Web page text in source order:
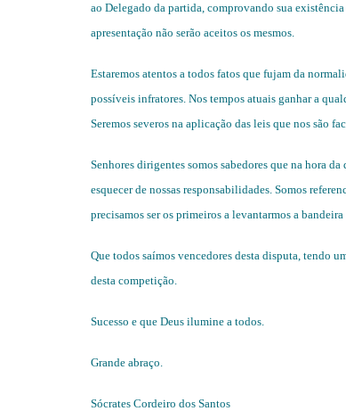
ao Delegado da partida, comprovando sua
apresentação não serão aceitos os mesmos.
Estaremos atentos a todos fatos que fujam da
possíveis infratores. Nos tempos atuais ganhar a
Seremos severos na aplicação das leis que nos são
Senhores dirigentes somos sabedores que na hora
esquecer de nossas responsabilidades. Somos
precisamos ser os primeiros a levantarmos a
Que todos saímos vencedores desta disputa, tendo
desta competição.
Sucesso e que Deus ilumine a todos.
Grande abraço.
Sócrates Cordeiro dos Santos